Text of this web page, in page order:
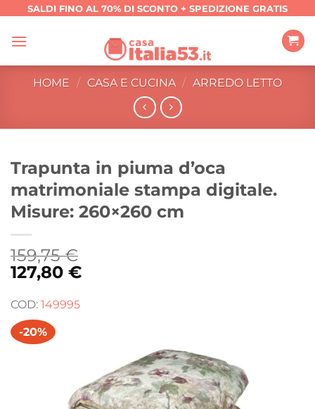
contenuti
SALDI FINO AL 70% DI SCONTO + SPEDIZIONE GRATIS
HOME / CASA E CUCINA / ARREDO LETTO
Trapunta in piuma d’oca
matrimoniale stampa digitale.
Misure: 260×260 cm
159,75€
127,80 €
COD: 149995
-20%